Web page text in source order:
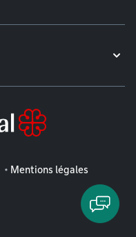
Mentions légales